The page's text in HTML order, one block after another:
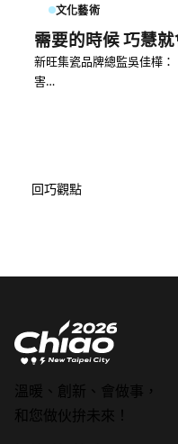
文化藝術
需要的時候 巧慧就
新旺集瓷品牌總監吳佳樺
害…
回巧觀點
溫暖、創新、會做事，
和您做伙拚未來！